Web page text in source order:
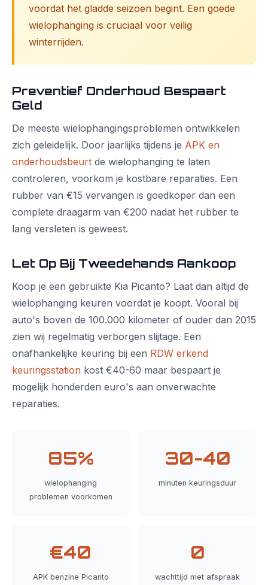
voordat het gladde seizoen begint. Een goede
wielophanging is cruciaal voor veilig
winterrijden.
Preventief Onderhoud Bespaart
Geld
De meeste wielophangingsproblemen ontwikkelen
zich geleidelijk. Door jaarlijks tijdens je APK en
onderhoudsbeurt de wielophanging te laten
controleren, voorkom je kostbare reparaties. Een
rubber van €15 vervangen is goedkoper dan een
complete draagarm van €200 nadat het rubber te
lang versleten is geweest.
Let Op Bij Tweedehands Aankoop
Koop je een gebruikte Kia Picanto? Laat dan altijd de
wielophanging keuren voordat je koopt. Vooral bij
auto's boven de 100.000 kilometer of ouder dan 2015
zien wij regelmatig verborgen slijtage. Een
onafhankelijke keuring bij een RDW erkend
keuringsstation kost €40-60 maar bespaart je
mogelijk honderden euro's aan onverwachte
reparaties.
85%
wielophanging
problemen voorkomen
30-40
minuten keuringsduur
€40
APK benzine Picanto
0
wachttijd met afspraak